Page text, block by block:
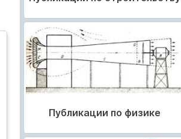
Публикации по физике